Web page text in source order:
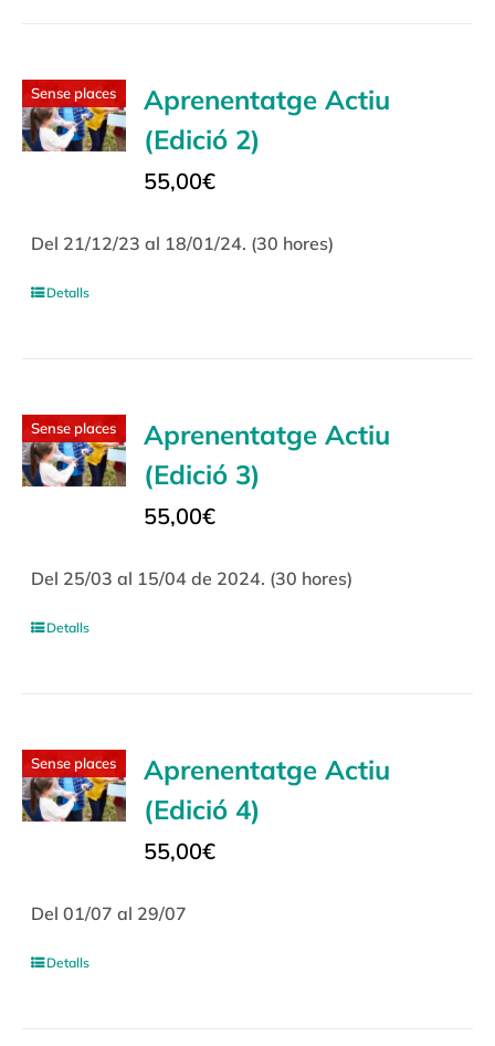
Sense places
Aprenentatge Actiu
(Edició 2)
55,00€
Del 21/12/23 al 18/01/24. (30 hores)
Detalls
Sense places
Aprenentatge Actiu
(Edició 3)
55,00€
Del 25/03 al 15/04 de 2024. (30 hores)
Detalls
Sense places
Aprenentatge Actiu
(Edició 4)
55,00€
Del 01/07 al 29/07
Detalls